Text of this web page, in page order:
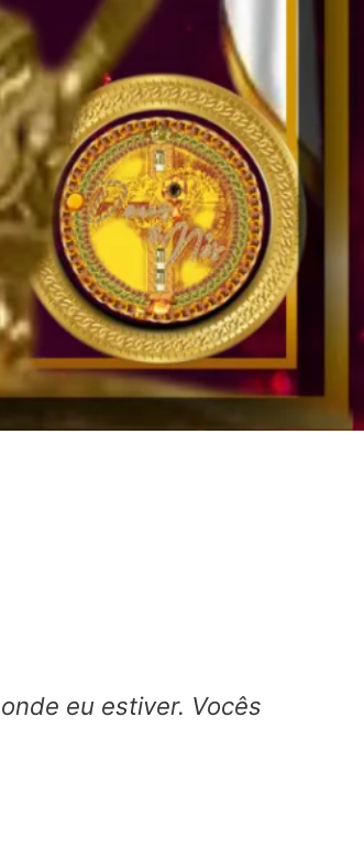
eu estiver. Vocês